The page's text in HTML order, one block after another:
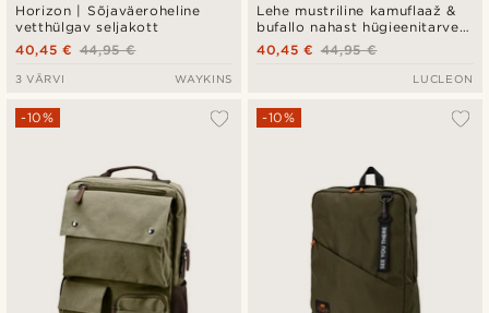
Horizon | Sõjaväeroheline
vetthülgav seljakott
44,95 €
40,45 €
3 VÄRVI WAYKINS
Lehe mustriline kamuflaaž &
bufallo nahast hügieenitarvete
kott
44,95 €
40,45 €
LUCLEON
-10% -10%